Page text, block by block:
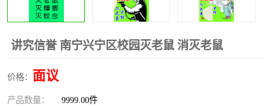
讲究信誉 南宁兴宁区校园灭老鼠 消灭老鼠
价格： 面议
产品数量： 9999.00件